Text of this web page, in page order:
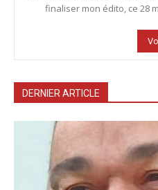
finaliser mon édito, ce 28
DERNIER ARTICLE